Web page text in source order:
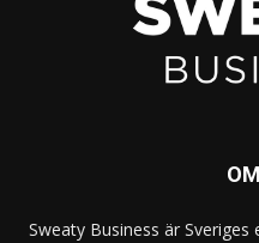
Sweaty Business är